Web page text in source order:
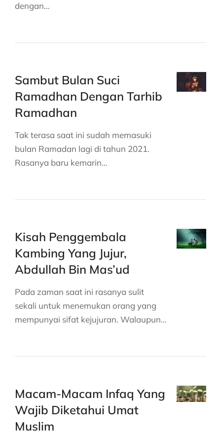
dengan…
Sambut Bulan Suci
Ramadhan Dengan Tarhib
Ramadhan
Tak terasa saat ini sudah memasuki
bulan Ramadan lagi di tahun 2021.
Rasanya baru kemarin…
Kisah Penggembala
Kambing Yang Jujur,
Abdullah Bin Mas’ud
Pada zaman saat ini rasanya sulit
sekali untuk menemukan orang yang
mempunyai sifat kejujuran. Walaupun…
Macam-Macam Infaq Yang
Wajib Diketahui Umat
Muslim